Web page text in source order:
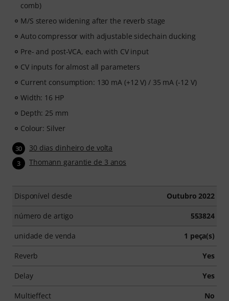
comb)
M/S stereo widening after the reverb stage
Auto compressor with adjustable sidechain ducking
Pre- and post-VCA, each with CV input
CV inputs for almost all parameters
Current consumption: 130 mA (+12 V) / 35 mA (-12 V)
Width: 16 HP
Depth: 25 mm
Colour: Silver
30 30 dias dinheiro de volta
3 Thomann garantie de 3 anos
Disponível desde Outubro 2022
número de artigo 553824
unidade de venda 1 peça(s)
Reverb Yes
Delay Yes
Multieffect No